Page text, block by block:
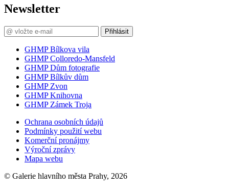
Newsletter
Přihlásit
GHMP Bílkova vila
GHMP Colloredo-Mansfeld
GHMP Dům fotografie
GHMP Bílkův dům
GHMP Zvon
GHMP Knihovna
GHMP Zámek Troja
Ochrana osobních údajů
Podmínky použití webu
Komerční pronájmy
Výroční zprávy
Mapa webu
© Galerie hlavního města Prahy, 2026